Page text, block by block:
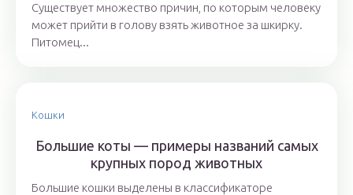
Существует множество причин, по которым человеку
может прийти в голову взять животное за шкирку.
Питомец...
Кошки
Большие коты — примеры названий самых
крупных пород животных
Большие кошки выделены в классификаторе